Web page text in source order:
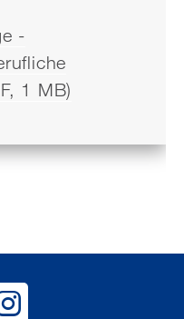
-
1 MB)
BAG EJSA